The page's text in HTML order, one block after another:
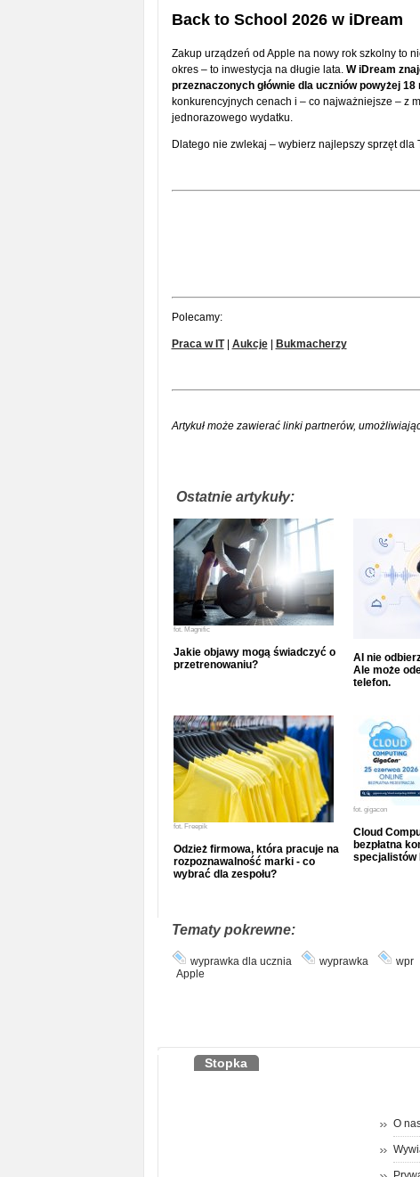
Back to School 2026 w iDream
Zakup urządzeń od Apple na nowy rok szkolny to
okres – to inwestycja na długie lata. W iDream
przeznaczonych głównie dla uczniów powyżej
konkurencyjnych cenach i – co najważniejsze – z
jednorazowego wydatku.
Dlatego nie zwlekaj – wybierz najlepszy sprzęt dla
Polecamy:
Praca w IT| Aukcje| Bukmacherzy
Artykuł może zawierać linki partnerów,
Ostatnie artykuły:
fot. Magnific
Jakie objawy mogą świadczyć o
przetrenowaniu?
AI nie
Ale może
telefon.
fot. Freepik
Odzież firmowa, która pracuje na
rozpoznawalność marki - co
wybrać dla zespołu?
fot. gigacon
Cloud
bezpłatna
specjalistów
Tematy pokrewne:
wyprawka dla ucznia wyprawka wpr
Apple
Stopka
O